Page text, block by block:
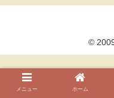
©
メニュー ホーム